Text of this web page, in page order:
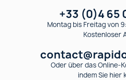
+33 (0)4 65
Montag bis Freitag von
Kostenloser
Oder über das Online-
indem Sie hier